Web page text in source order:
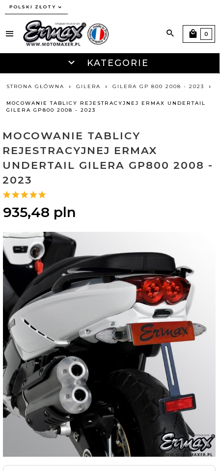
currency_h
POLSKI ZŁOTY
KATEGORIE
0
STRONA GŁÓWNA GILERA GILERA GP 800 2008 - 2023
MOCOWANIE TABLICY REJESTRACYJNEJ ERMAX UNDERTAIL
GILERA GP800 2008 - 2023
MOCOWANIE TABLICY
REJESTRACYJNEJ ERMAX
UNDERTAIL GILERA GP800 2008 -
2023
935,48 pln